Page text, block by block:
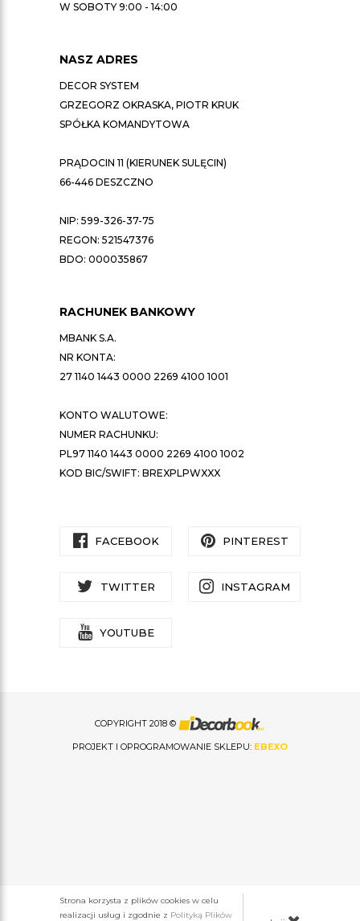
W SOBOTY 9:00 - 14:00
NASZ ADRES
DECOR SYSTEM
GRZEGORZ OKRASKA, PIOTR KRUK
SPÓŁKA KOMANDYTOWA
PRĄDOCIN 11 (KIERUNEK SULĘCIN)
66-446 DESZCZNO
NIP: 599-326-37-75
REGON: 521547376
BDO: 000035867
RACHUNEK BANKOWY
MBANK S.A.
NR KONTA:
27 1140 1443 0000 2269 4100 1001
KONTO WALUTOWE:
NUMER RACHUNKU:
PL97 1140 1443 0000 2269 4100 1002
KOD BIC/SWIFT: BREXPLPWXXX
FACEBOOK PINTEREST
TWITTER INSTAGRAM
YOUTUBE
COPYRIGHT 2018 ©
PROJEKT I OPROGRAMOWANIE SKLEPU: EBEXO
Strona korzysta z plików cookies w celu
realizacji usług i zgodnie z Polityką Plików